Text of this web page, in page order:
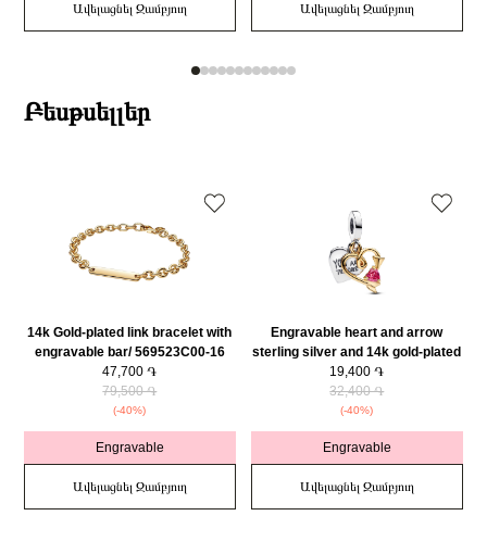
Ավելացնել Զամբյուղ Ավելացնել Զամբյուղ
Բեսթսելլեր
14k Gold-plated link bracelet with
engravable bar/ 569523C00-16
47,700 ֏
79,500 ֏
(-40%)
Engravable
Ավելացնել Զամբյուղ
Engravable heart and arrow
sterling silver and 14k gold-plated
double dangle with red cubic
zirconia/ 763622C01
19,400 ֏
32,400 ֏
(-40%)
Engravable
Ավելացնել Զամբյուղ